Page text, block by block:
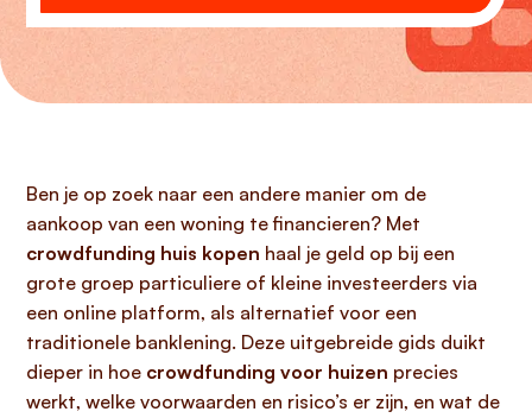
Ben je op zoek naar een andere manier om de
aankoop van een woning te financieren? Met
crowdfunding huis kopen haal je geld op bij een
grote groep particuliere of kleine investeerders via
een online platform, als alternatief voor een
traditionele banklening. Deze uitgebreide gids duikt
dieper in hoe crowdfunding voor huizen precies
werkt, welke voorwaarden en risico’s er zijn, en wat de